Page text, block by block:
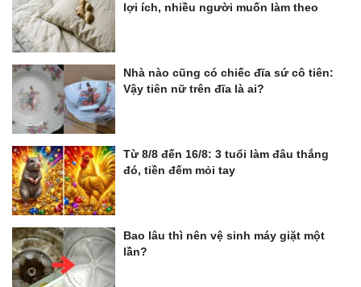
lợi ích, nhiều người muốn làm theo
Nhà nào cũng có chiếc đĩa sứ cô tiên:
Vậy tiên nữ trên đĩa là ai?
Từ 8/8 đến 16/8: 3 tuổi làm đâu thắng
đó, tiền đếm mỏi tay
Bao lâu thì nên vệ sinh máy giặt một
lần?